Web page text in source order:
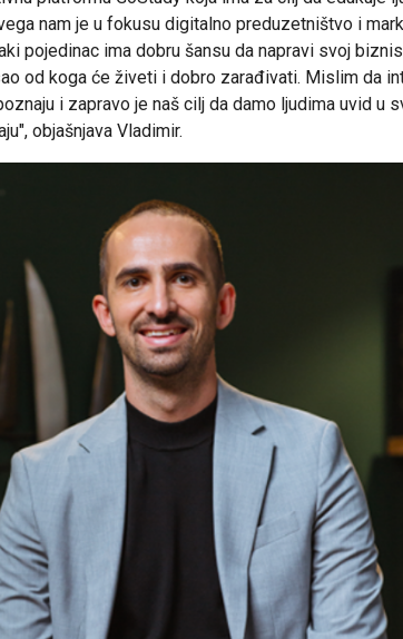
nam je u fokusu digitalno preduzetništvo i
pojedinac ima dobru šansu da napravi svoj
od koga će živeti i dobro zarađivati. Mislim da
i zapravo je naš cilj da damo ljudima uvid u
", objašnjava Vladimir.